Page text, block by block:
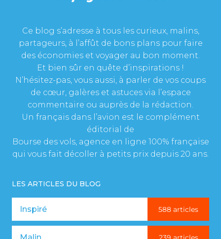
Ce blog s’adresse à tous les curieux, malins,
partageurs, à l’affût de bons plans pour faire
des économies et voyager au bon moment.
Et bien sûr en quête d’inspirations !
N’hésitez-pas, vous aussi, à parler de vos coups
de cœur, galères et astuces via l’espace
commentaire ou auprès de la rédaction.
Un français dans l’avion est le complément
éditorial de
Bourse des vols, agence en ligne 100% française
qui vous fait décoller à petits prix depuis 20 ans.
LES ARTICLES DU BLOG
Inspiré 588 articles